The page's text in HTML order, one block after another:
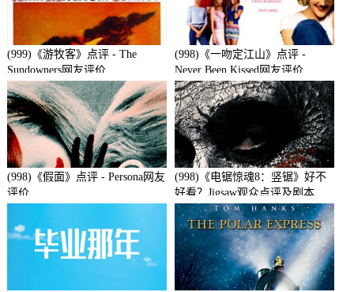
(999)《游牧客》点评 - The
Sundowners网友评价
(998)《一吻定江山》点评 -
Never Been Kissed网友评价
(998)《假面》点评 - Persona网友
评价
(998)《电锯惊魂8：竖锯》好不
好看？Jigsaw观众点评及剧本